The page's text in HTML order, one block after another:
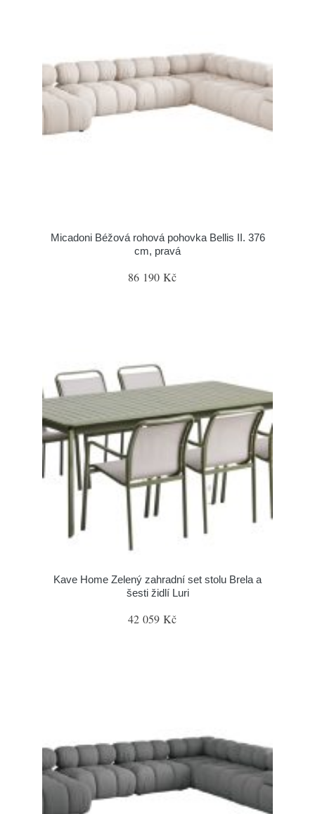
Micadoni Béžová rohová pohovka Bellis II. 376
cm, pravá
86 190 Kč
Kave Home Zelený zahradní set stolu Brela a
šesti židlí Luri
42 059 Kč